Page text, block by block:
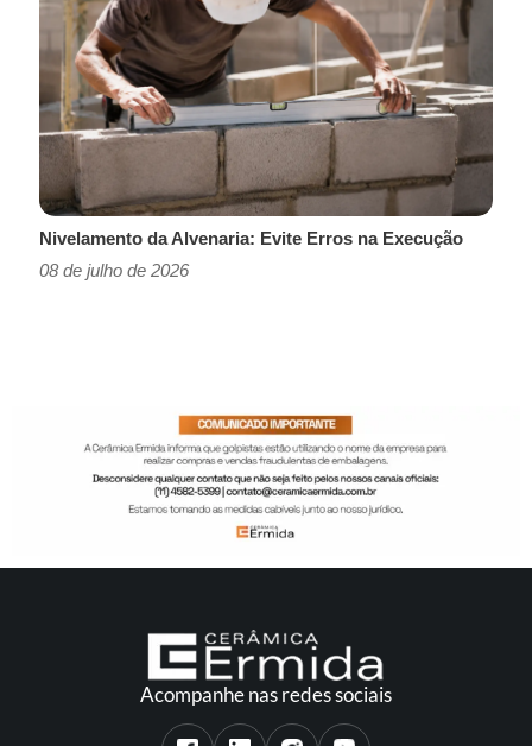
Nivelamento da Alvenaria: Evite Erros na Execução
08 de julho de 2026
Acompanhe nas redes sociais